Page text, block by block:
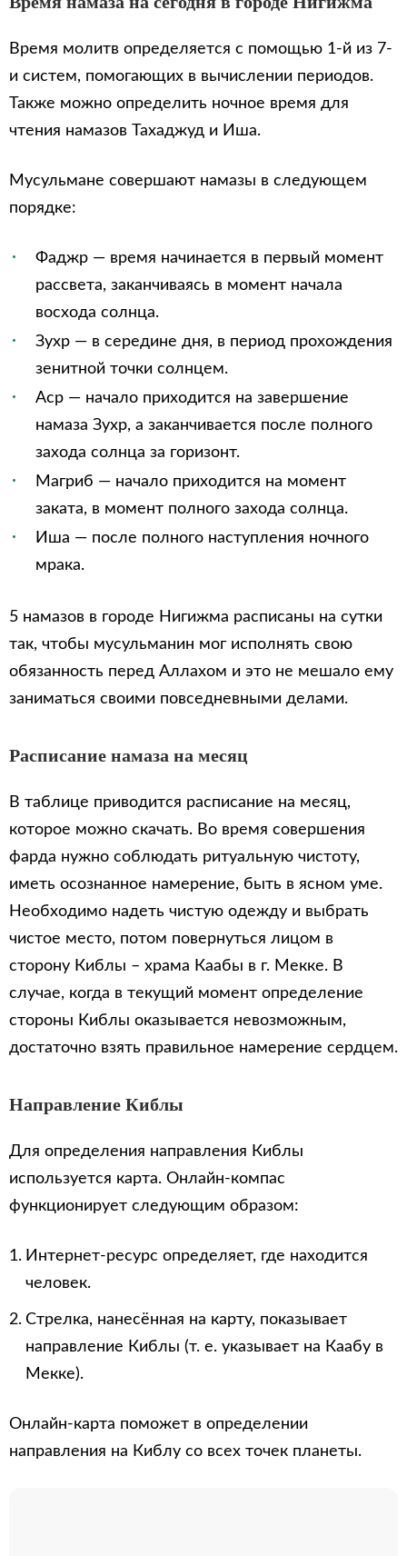
Время молитв определяется с помощью 1-й из 7-
и систем, помогающих в вычислении периодов.
Также можно определить ночное время для
чтения намазов Тахаджуд и Иша.
Мусульмане совершают намазы в следующем
порядке:
Фаджр — время начинается в первый момент
рассвета, заканчиваясь в момент начала
восхода солнца.
Зухр — в середине дня, в период прохождения
зенитной точки солнцем.
Аср — начало приходится на завершение
намаза Зухр, а заканчивается после полного
захода солнца за горизонт.
Магриб — начало приходится на момент
заката, в момент полного захода солнца.
Иша — после полного наступления ночного
мрака.
5 намазов в городе Нигижма расписаны на сутки
так, чтобы мусульманин мог исполнять свою
обязанность перед Аллахом и это не мешало ему
заниматься своими повседневными делами.
Расписание намаза на месяц
В таблице приводится расписание на месяц,
которое можно скачать. Во время совершения
фарда нужно соблюдать ритуальную чистоту,
иметь осознанное намерение, быть в ясном уме.
Необходимо надеть чистую одежду и выбрать
чистое место, потом повернуться лицом в
сторону Киблы – храма Каабы в г. Мекке. В
случае, когда в текущий момент определение
стороны Киблы оказывается невозможным,
достаточно взять правильное намерение сердцем.
Направление Киблы
Для определения направления Киблы
используется карта. Онлайн-компас
функционирует следующим образом:
Интернет-ресурс определяет, где находится
человек.
Стрелка, нанесённая на карту, показывает
направление Киблы (т. е. указывает на Каабу в
Мекке).
Онлайн-карта поможет в определении
направления на Киблу со всех точек планеты.